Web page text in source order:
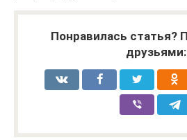
Понравилась статья?
друзьями: